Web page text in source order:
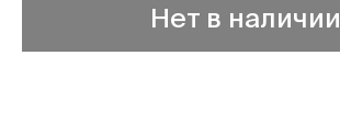
Нет в наличии